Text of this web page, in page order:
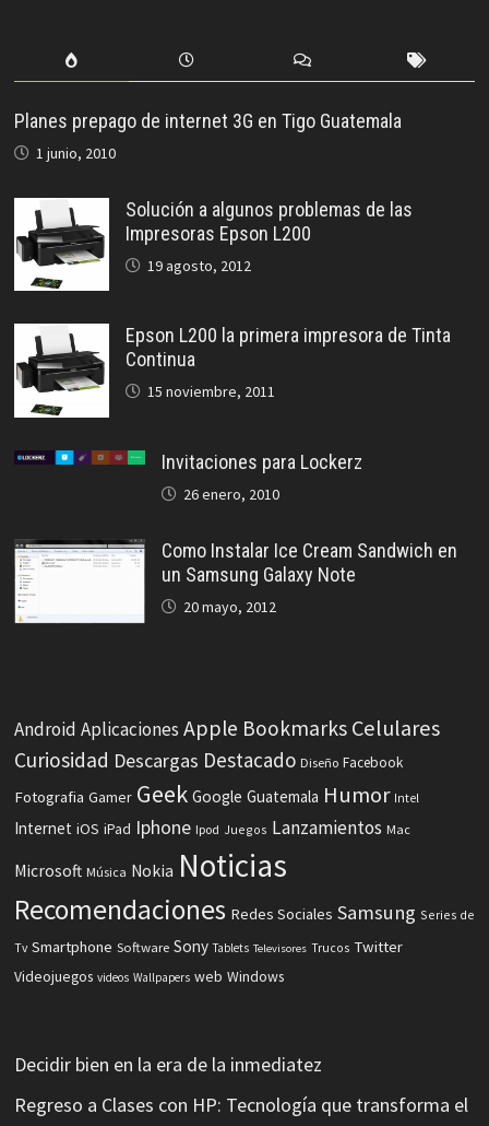
Planes prepago de internet 3G en Tigo Guatemala
1 junio, 2010
Solución a algunos problemas de las
Impresoras Epson L200
19 agosto, 2012
Epson L200 la primera impresora de Tinta
Continua
15 noviembre, 2011
Invitaciones para Lockerz
26 enero, 2010
Como Instalar Ice Cream Sandwich en
un Samsung Galaxy Note
20 mayo, 2012
Android Aplicaciones Apple Bookmarks Celulares
Curiosidad Descargas Destacado Diseño Facebook
Fotografia Gamer Geek Google Guatemala Humor Intel
Internet iOS iPad Iphone Ipod Juegos Lanzamientos Mac
Microsoft Música Nokia Noticias
Recomendaciones Redes Sociales Samsung Series de
Tv Smartphone Software Sony Tablets Televisores Trucos Twitter
Videojuegos videos Wallpapers web Windows
Decidir bien en la era de la inmediatez
Regreso a Clases con HP: Tecnología que transforma el